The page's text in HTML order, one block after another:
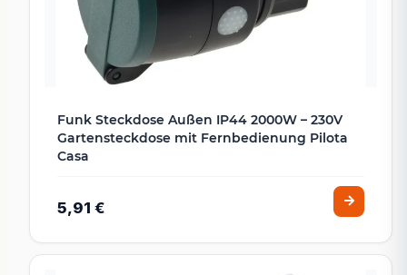
Funk Steckdose Außen IP44 2000W – 230V
Gartensteckdose mit Fernbedienung Pilota
Casa
5,91 €